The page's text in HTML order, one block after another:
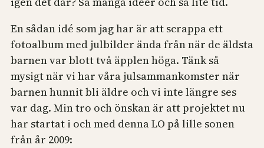
En sådan idé som jag har är att scrappa ett
fotoalbum med julbilder ända från när de äldsta
barnen var blott två äpplen höga. Tänk så
mysigt när vi har våra julsammankomster när
barnen hunnit bli äldre och vi inte längre ses
var dag. Min tro och önskan är att projektet nu
har startat i och med denna LO på lille sonen
från år 2009: